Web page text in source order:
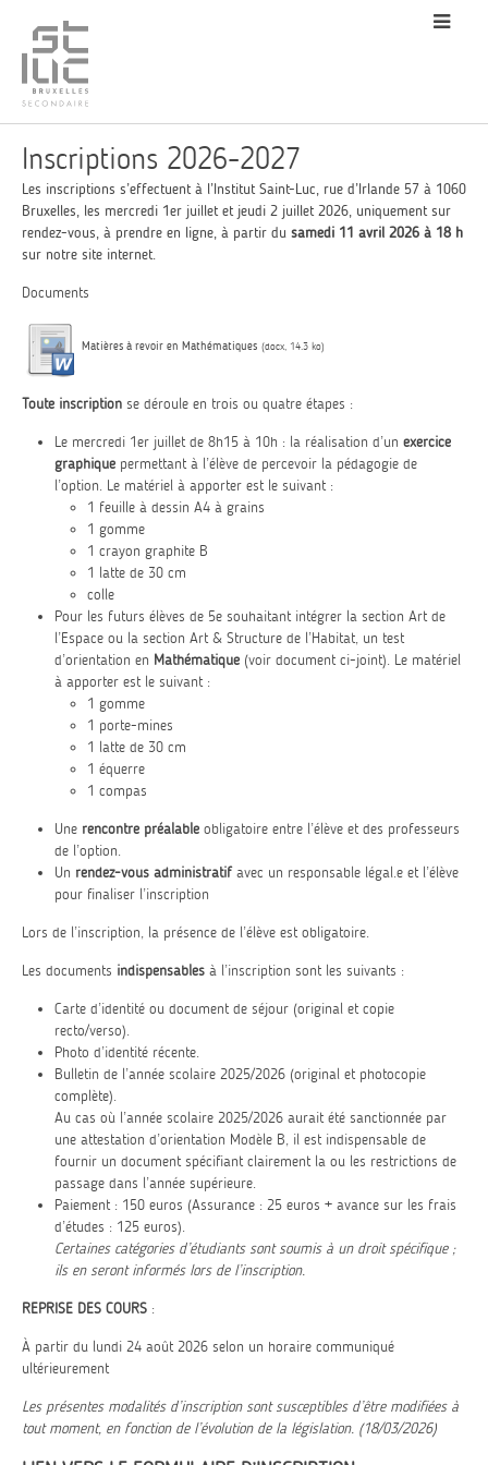
Inscriptions 2026-2027
Les inscriptions s’effectuent à l’Institut Saint-Luc, rue d’Irlande 57 à 1060
Bruxelles, les mercredi 1er juillet et jeudi 2 juillet 2026, uniquement sur
rendez-vous, à prendre en ligne, à partir du samedi 11 avril 2026 à 18 h
sur notre site internet.
Documents
Matières à revoir en Mathématiques (docx, 14.3 ko)
Toute inscription se déroule en trois ou quatre étapes :
Le mercredi 1er juillet de 8h15 à 10h : la réalisation d’un exercice
graphique permettant à l’élève de percevoir la pédagogie de
l’option. Le matériel à apporter est le suivant :
1 feuille à dessin A4 à grains
1 gomme
1 crayon graphite B
1 latte de 30 cm
colle
Pour les futurs élèves de 5e souhaitant intégrer la section Art de
l’Espace ou la section Art & Structure de l’Habitat, un test
d’orientation en Mathématique (voir document ci-joint). Le matériel
à apporter est le suivant :
1 gomme
1 porte-mines
1 latte de 30 cm
1 équerre
1 compas
Une rencontre préalable obligatoire entre l’élève et des professeurs
de l’option.
Un rendez-vous administratifavec un responsable légal.e et l’élève
pour finaliser l’inscription
Lors de l’inscription, la présence de l’élève est obligatoire.
Les documents indispensables à l’inscription sont les suivants :
Carte d’identité ou document de séjour (original et copie
recto/verso).
Photo d’identité récente.
Bulletin de l’année scolaire 2025/2026 (original et photocopie
complète).
Au cas où l’année scolaire 2025/2026 aurait été sanctionnée par
une attestation d’orientation Modèle B, il est indispensable de
fournir un document spécifiant clairement la ou les restrictions de
passage dans l’année supérieure.
Paiement : 150 euros (Assurance : 25 euros + avance sur les frais
d’études : 125 euros).
Certaines catégories d’étudiants sont soumis à un droit spécifique ;
ils en seront informés lors de l’inscription.
REPRISE DES COURS :
À partir du lundi 24 août 2026 selon un horaire communiqué
ultérieurement
Les présentes modalités d’inscription sont susceptibles d’être modifiées à
tout moment, en fonction de l’évolution de la législation. (18/03/2026)